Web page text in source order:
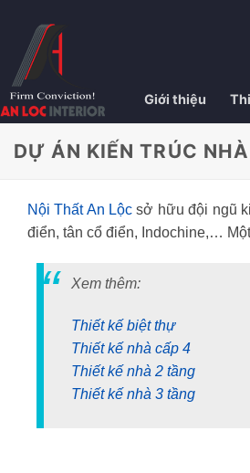
Giới thiệu
DỰ ÁN KIẾN TRÚC
Nội Thất An Lộc sở hữu đội ngũ
điển, tân cổ điển, Indochine,…
Xem thêm:
Thiết kế biệt thự
Thiết kế nhà cấp 4
Thiết kế nhà 2 tầng
Thiết kế nhà 3 tầng